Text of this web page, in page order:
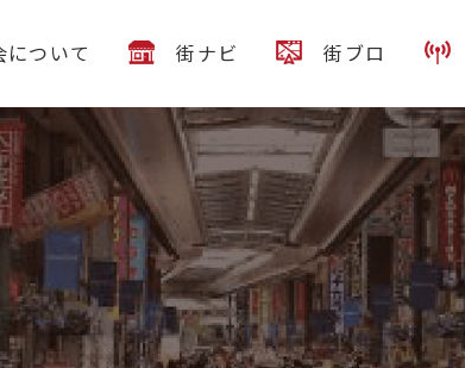
ついて 街ナビ 街ブロ